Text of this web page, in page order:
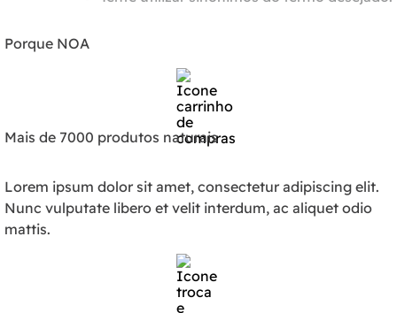
Porque NOA
Mais de 7000 produtos naturais
Lorem ipsum dolor sit amet, consectetur adipiscing elit.
Nunc vulputate libero et velit interdum, ac aliquet odio
mattis.